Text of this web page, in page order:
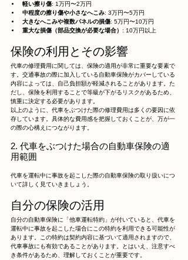
軽い擦り傷: 1万円〜2万円
中程度の擦り傷や小さなへこみ: 3万円〜5万円
大きなへこみや複数パネルの損傷: 5万円〜10万円
重大な損傷（部品交換が必要な場合） : 10万円以上
保険の利用とその影響
代車の修理費用に関しては、保険の適用が非常に重要な要素で
す。交通事故の際に加入している自動車保険がカバーしている
内容によっては、自己負担額が軽減されることがあります。た
だし、保険を利用することで等級が下がるリスクがあるため、
慎重に決定する必要があります。
以上のように、代車をぶつけた際の修理費用は多くの要因に依
存しています。具体的な費用感を把握しておくことが、万が一
の際の心構えにつながります。
2. 代車をぶつけた場合の自動車保険の適
用範囲
代車を運転中に事故を起こした際の自動車保険の取り扱いにつ
いて詳しく見ていきましょう。
自分の保険の活用
自分の自動車保険に「他車運転特約」が付いていると、代車を
運転中に事故を起こした場合にこの特約を利用できる可能性が
あります。この特約は契約内容に基づいて適用されますので、
代車事故にも有効であることがあります。とはいえ、注意すべ
き条件があるため、理解しておくことが重要です。